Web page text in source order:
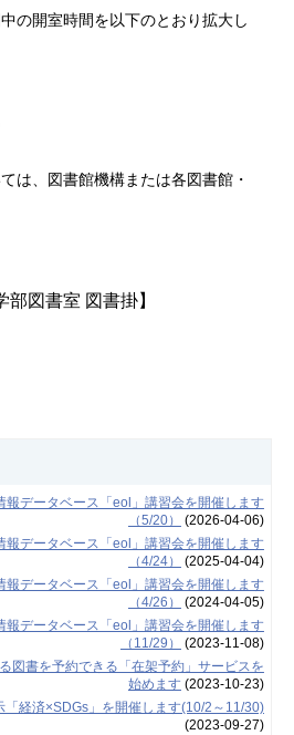
の開室時間を以下のとおり拡大し
は、図書館機構または各図書館・
部図書室 図書掛】
報データベース「eol」講習会を開催します
（5/20）
(2026-04-06)
報データベース「eol」講習会を開催します
（4/24）
(2025-04-04)
報データベース「eol」講習会を開催します
（4/26）
(2024-04-05)
報データベース「eol」講習会を開催します
（11/29）
(2023-11-08)
図書を予約できる「在架予約」サービスを
始めます(2023-10-23)
「経済×SDGs」を開催します(10/2～11/30)
(2023-09-27)